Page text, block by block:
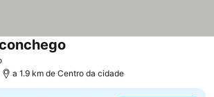
a 1.9 km de Centro da cidade